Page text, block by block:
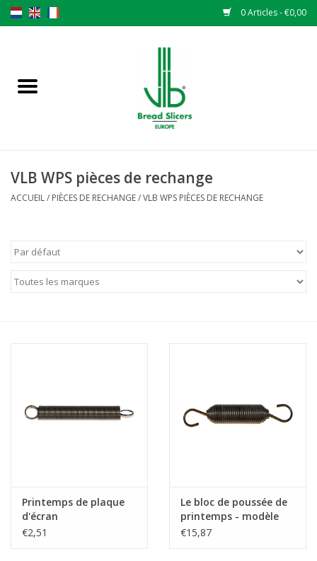
0 Articles - €0,00
Couteaux originaux VLB lames
VLB WPS pièces de rechange
ACCUEIL/ PIÈCES DE RECHANGE/VLB WPS PIÈCES DE RECHANGE
Printemps de plaque
d'écran
€2,51
Le bloc de poussée de
printemps - modèle
court
€15,87